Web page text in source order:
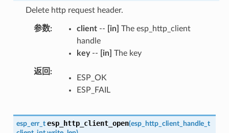
Delete http request header.
参数 client-- [in] The esp_http_client
handle
key-- [in] The key
返回
ESP_OK
ESP_FAIL
esp_err_t esp_http_client_open(esp_http_client_handle_t